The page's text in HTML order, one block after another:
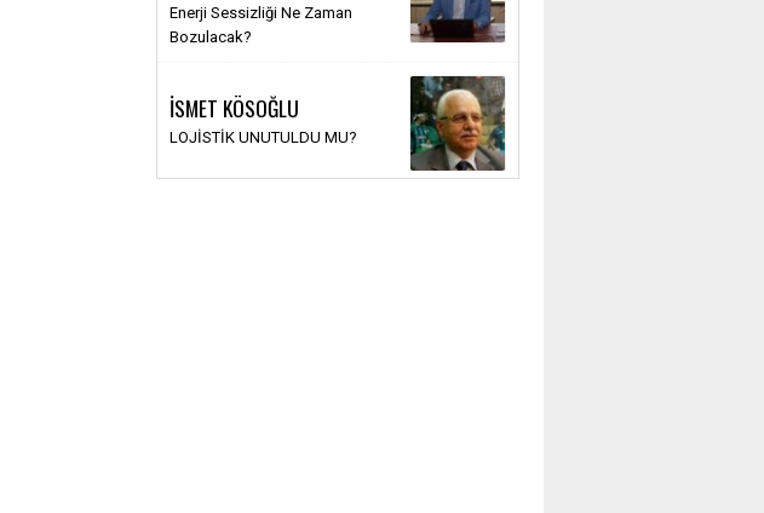
Enerji Sessizliği Ne Zaman
Bozulacak?
İSMET KÖSOĞLU
LOJİSTİK UNUTULDU MU?